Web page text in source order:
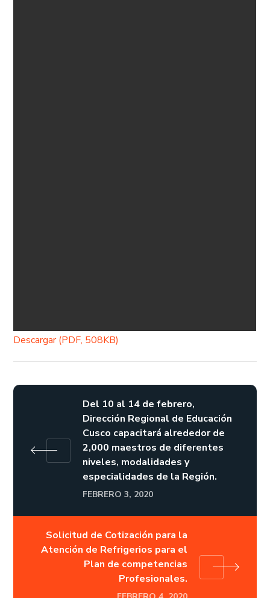
Descargar (PDF, 508KB)
Del 10 al 14 de febrero,
Dirección Regional de Educación
Cusco capacitará alrededor de
2,000 maestros de diferentes
niveles, modalidades y
especialidades de la Región.
FEBRERO 3, 2020
Solicitud de Cotización para la
Atención de Refrigerios para el
Plan de competencias
Profesionales.